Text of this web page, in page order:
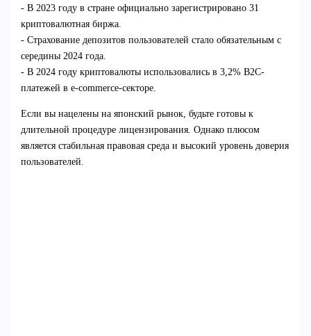
- В 2023 году в стране официально зарегистрировано 31
криптовалютная биржа.
- Страхование депозитов пользователей стало обязательным с
середины 2024 года.
- В 2024 году криптовалюты использовались в 3,2% B2C-
платежей в e-commerce-секторе.
Если вы нацелены на японский рынок, будьте готовы к
длительной процедуре лицензирования. Однако плюсом
является стабильная правовая среда и высокий уровень доверия
пользователей.